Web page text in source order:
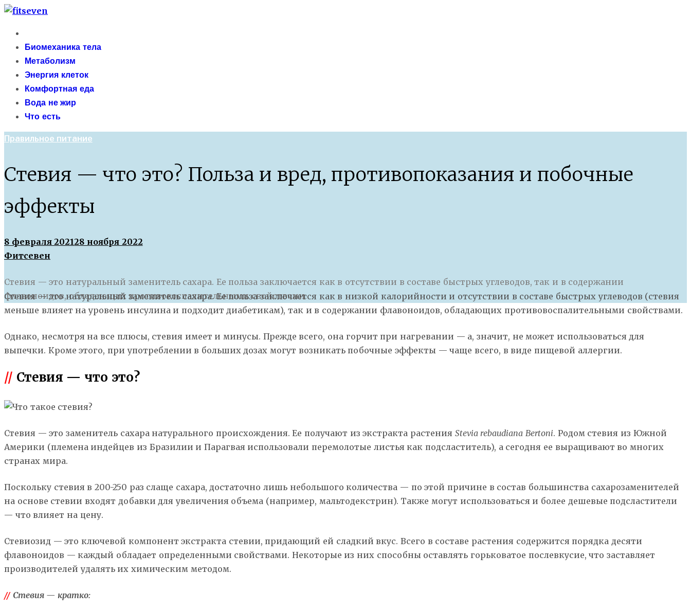
Skip
content
сайт о метаболизме и энергетической адаптации организма после 40 лет
Primary
MenuБиомеханика тела
Метаболизм
Энергия клеток
Комфортная еда
Вода не жир
Что есть
Правильное питание
Стевия — что это? Польза и вред, противопоказания и побочные
эффекты
8 февраля 202128 ноября 2022
Фитсевен
Стевия — это натуральный заменитель сахара. Ее польза заключается как в отсутствии в составе быстрых углеводов, так и в содержании
флавоноидов, обладающих противовоспалительными свойствами.
Стевия — это натуральный заменитель сахара. Ее польза заключается как в низкой калорийности и отсутствии в составе быстрых углеводов (стевия
меньше влияет на уровень инсулина и подходит диабетикам), так и в содержании флавоноидов, обладающих противовоспалительными свойствами.
Однако, несмотря на все плюсы, стевия имеет и минусы. Прежде всего, она горчит при нагревании — а, значит, не может использоваться для
выпечки. Кроме этого, при употреблении в больших дозах могут возникать побочные эффекты — чаще всего, в виде пищевой аллергии.
// Стевия — что это?
Стевия — это заменитель сахара натурального происхождения. Ее получают из экстракта растения Stevia rebaudiana Bertoni. Родом стевия из Южной
Америки (племена индейцев из Бразилии и Парагвая использовали перемолотые листья как подсластитель), а сегодня ее выращивают во многих
странах мира.
Поскольку стевия в 200-250 раз слаще сахара, достаточно лишь небольшого количества — по этой причине в состав большинства сахарозаменителей
на основе стевии входят добавки для увеличения объема (например, мальтодекстрин). Также могут использоваться и более дешевые подсластители
— что влияет на цену.
Стевиозид — это ключевой компонент экстракта стевии, придающий ей сладкий вкус. Всего в составе растения содержится порядка десяти
флавоноидов — каждый обладает определенными свойствами. Некоторые из них способны оставлять горьковатое послевкусие, что заставляет
производителей удалять их химическим методом.
//Стевия — кратко: